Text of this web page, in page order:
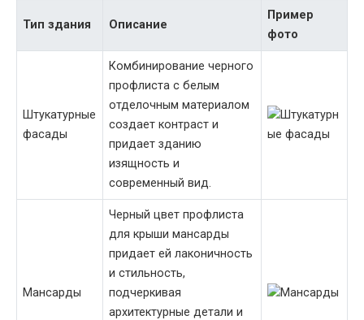
Тип здания Описание
Пример
фото
Штукатурные
фасады
Комбинирование черного
профлиста с белым
отделочным материалом
создает контраст и
придает зданию
изящность и
современный вид.
Мансарды
Черный цвет профлиста
для крыши мансарды
придает ей лаконичность
и стильность,
подчеркивая
архитектурные детали и